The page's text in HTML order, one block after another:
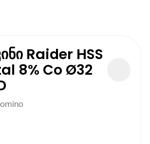
Raider HSS
8% Co Ø32